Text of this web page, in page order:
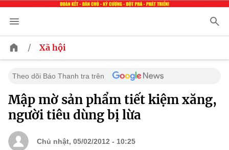
/ Xã hội
Theo dõi Báo Thanh tra trên
Mập mờ sản phẩm tiết kiệm xăng,
người tiêu dùng bị lừa
Chủ nhật, 05/02/2012 - 10:25